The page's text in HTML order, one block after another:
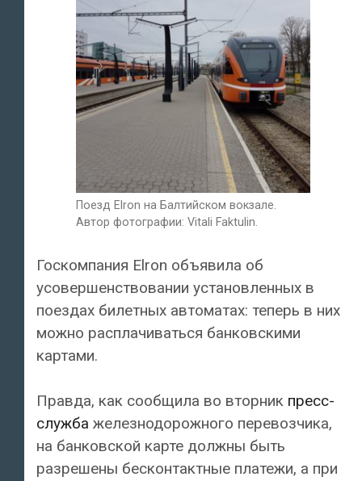
Поезд Elron на Балтийском вокзале.
Автор фотографии: Vitali Faktulin.
Госкомпания Elron объявила об
усовершенствовании установленных в
поездах билетных автоматах: теперь в них
можно расплачиваться банковскими
картами.
Правда, как сообщила во вторник пресс-
служба железнодорожного перевозчика,
на банковской карте должны быть
разрешены бесконтактные платежи, а при